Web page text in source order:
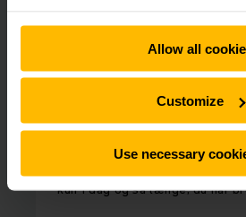
Allow all
Customize
Use necessary
FULD FLEKSIBILITET
Lej el palleløfter
Vi udlejer el palleløftere til alle
kun 1 dag og så længe, du har